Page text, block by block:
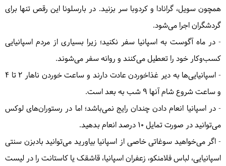
همچون سویل، گرانادا و کردوبا سر بزنید. در بارسلونا این رقص تنها برای
گردشگران اجرا می‌شود.
- در ماه آگوست به اسپانیا سفر نکنید؛ زیرا بسیاری از مردم اسپانیایی
کسب‌وکار خود را تعطیل می‌کنند و روانه سفر می‌شوند.
- اسپانیایی‌ها به دیر غذاخوردن عادت دارند و ساعت خوردن ناهار ۲ تا ۴
و ساعت شروع شام آنها ۹ شب به بعد است.
- در اسپانیا انعام دادن چندان رایج نمی‌باشد؛ اما در رستوران‌های لوکس
می‌توانید در صورت تمایل ۱۰ درصد انعام بدهید.
- اگر می‌خواهید سوغاتی خاصی از اسپانیا بیاورید می‌توانید بادبزن سنتی
اسپانیایی، لباس فلامنکو، زعفران اسپانیا، قاشقک یا کاستانت را در لیست